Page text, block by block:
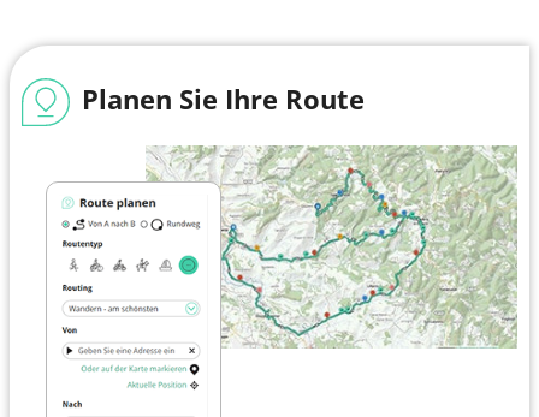
Planen Sie Ihre Route